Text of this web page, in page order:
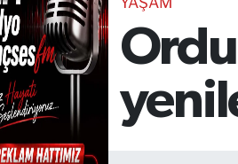
TEKNOLOJİ
CANLI DİNLE
RESMİ İLANLAR